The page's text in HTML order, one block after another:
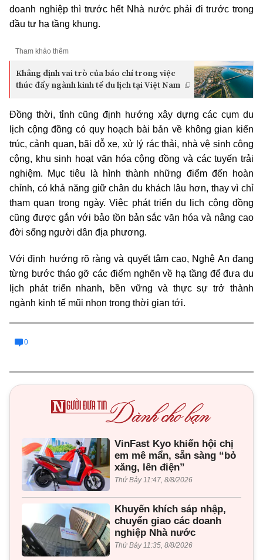
doanh nghiệp thì trước hết Nhà nước phải đi trước trong
đầu tư hạ tầng khung.
Tham khảo thêm
Khẳng định vai trò của báo chí trong việc
thúc đẩy ngành kinh tế du lịch tại Việt Nam
Đồng thời, tỉnh cũng định hướng xây dựng các cụm du
lịch cộng đồng có quy hoạch bài bản về không gian kiến
trúc, cảnh quan, bãi đỗ xe, xử lý rác thải, nhà vệ sinh công
cộng, khu sinh hoạt văn hóa cộng đồng và các tuyến trải
nghiệm. Mục tiêu là hình thành những điểm đến hoàn
chỉnh, có khả năng giữ chân du khách lâu hơn, thay vì chỉ
tham quan trong ngày. Việc phát triển du lịch cộng đồng
cũng được gắn với bảo tồn bản sắc văn hóa và nâng cao
đời sống người dân địa phương.
Với định hướng rõ ràng và quyết tâm cao, Nghệ An đang
từng bước tháo gỡ các điểm nghẽn về hạ tầng để đưa du
lịch phát triển nhanh, bền vững và thực sự trở thành
ngành kinh tế mũi nhọn trong thời gian tới.
0
VinFast Kyo khiến hội chị
em mê mẩn, sẵn sàng “bỏ
xăng, lên điện”
Thứ Bảy 11:47, 8/8/2026
Khuyến khích sáp nhập,
chuyển giao các doanh
nghiệp Nhà nước
Thứ Bảy 11:35, 8/8/2026